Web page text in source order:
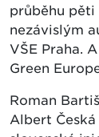
průběhu
nezávislým
VŠE Praha.
Green
Roman
Albert